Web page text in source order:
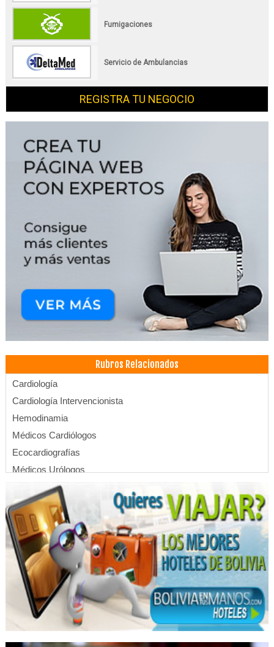
Fumigaciones
Servicio de Ambulancias
REGISTRA TU NEGOCIO
Rubros Relacionados
Cardiología
Cardiología Intervencionista
Hemodinamia
Médicos Cardiólogos
Ecocardiografías
Médicos Urólogos
Médicos Endocrinólogos
Estética Integral
Estética Corporal
Fisioterapia Integral
Fisioterapia
Kinesiología
Médicos Cirujanos Generales y Laparoscópicos
Médicos Pediatras
Dermatólogos
Médicos Neurocirujanos